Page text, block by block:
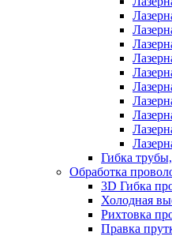
Гибка
Обработка
3D Гибка
Холодная
Рихтовка
Правка